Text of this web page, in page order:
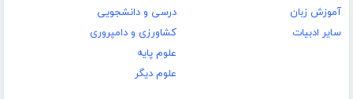
آموزش زبان
سایر ادبیات
درسی و دانشجویی
کشاورزی و دامپروری
علوم پایه
علوم دیگر